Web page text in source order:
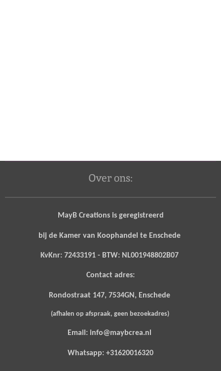
Over ons:
MayB Creations is geregistreerd
bij de Kamer van Koophandel te Enschede
KvKnr: 72433191 - BTW: NL001948802B07
Contact adres:
Rondostraat 147, 7534GN, Enschede
(afhalen op afspraak, geen bezoekadres)
Email: info@maybcrea.nl
Whatsapp: +31620016320